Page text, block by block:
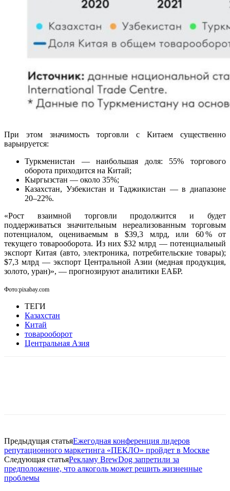
При этом значимость торговли с Китаем существенно
варьируется:
Туркменистан — наибольшая доля: 55% торгового
оборота приходится на Китай;
Кыргызстан — около 35%;
Казахстан, Узбекистан и Таджикистан — в диапазоне
20–22%.
«Рост взаимной торговли продолжится и будет
поддерживаться значительным нереализованным торговым
потенциалом, оцениваемым в $39,3 млрд, или 60 % от
текущего товарооборота. Из них $32 млрд — потенциальный
экспорт Китая (авто, электроника, потребительские товары);
$7,3 млрд — экспорт Центральной Азии (медная продукция,
золото, уран)», — прогнозируют аналитики ЕАБР.
Фото:pixabay.com
ТЕГИ
Казахстан
Китай
товарооборот
Центральная Азия
Предыдущая статьяЕжегодная конференция лидеров
репутационного маркетинга «ПЕКЛО» пройдет в Москве
Следующая статьяРекламу BrewDog запретили за
предположение, что алкоголь может решить жизненные
проблемы